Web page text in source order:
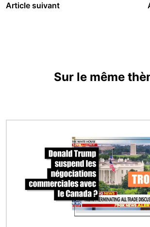
Article suivant
Sur le même